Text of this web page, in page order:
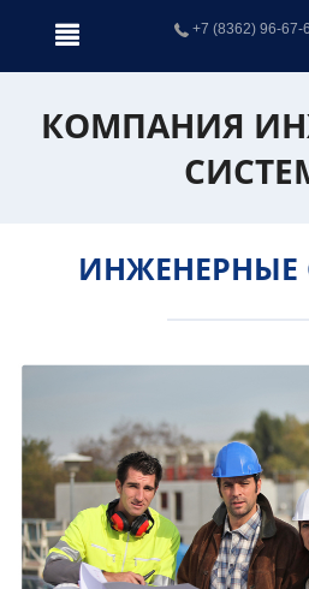
+7 (8362) 96-67-
КОМПАНИЯ
ИНЖЕНЕРНЫЕ